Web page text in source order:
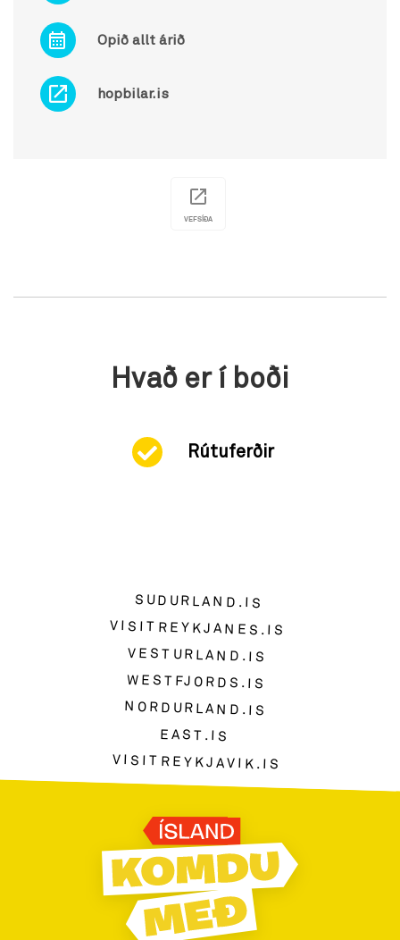
Opið allt árið
hopbilar.is
VEFSÍÐA
Hvað er í boði
Rútuferðir
SUDURLAND.IS
VISITREYKJANES.IS
VESTURLAND.IS
WESTFJORDS.IS
NORDURLAND.IS
EAST.IS
VISITREYKJAVIK.IS